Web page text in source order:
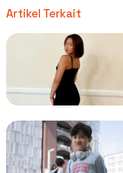
Artikel Terkait